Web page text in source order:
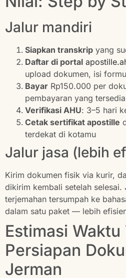
Jalur mandiri
Siapkan transkrip yang
Daftar di portal
upload dokumen, isi
Bayar Rp150.000 per
pembayaran yang tersedia
Verifikasi AHU: 3–5 hari
Cetak sertifikat apostille
terdekat di kotamu
Jalur jasa (lebih
Kirim dokumen fisik via kurir,
dikirim kembali setelah selesai.
terjemahan tersumpah ke
dalam satu paket — lebih
Estimasi Waktu
Persiapan
Jerman